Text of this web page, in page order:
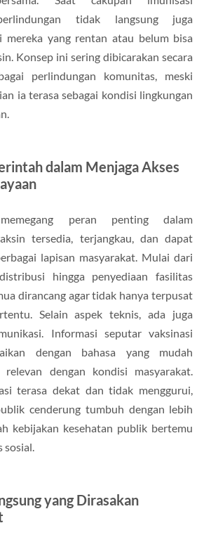
tidak langsung juga
mereka yang rentan atau belum bisa
Konsep ini sering dibicarakan secara
perlindungan komunitas, meski
ia terasa sebagai kondisi lingkungan
dalam Menjaga Akses
peran penting dalam
tersedia, terjangkau, dan dapat
lapisan masyarakat. Mulai dari
hingga penyediaan fasilitas
dirancang agar tidak hanya terpusat
Selain aspek teknis, ada juga
Informasi seputar vaksinasi
dengan bahasa yang mudah
dengan kondisi masyarakat.
terasa dekat dan tidak menggurui,
cenderung tumbuh dengan lebih
kebijakan kesehatan publik bertemu
sosial.
yang Dirasakan